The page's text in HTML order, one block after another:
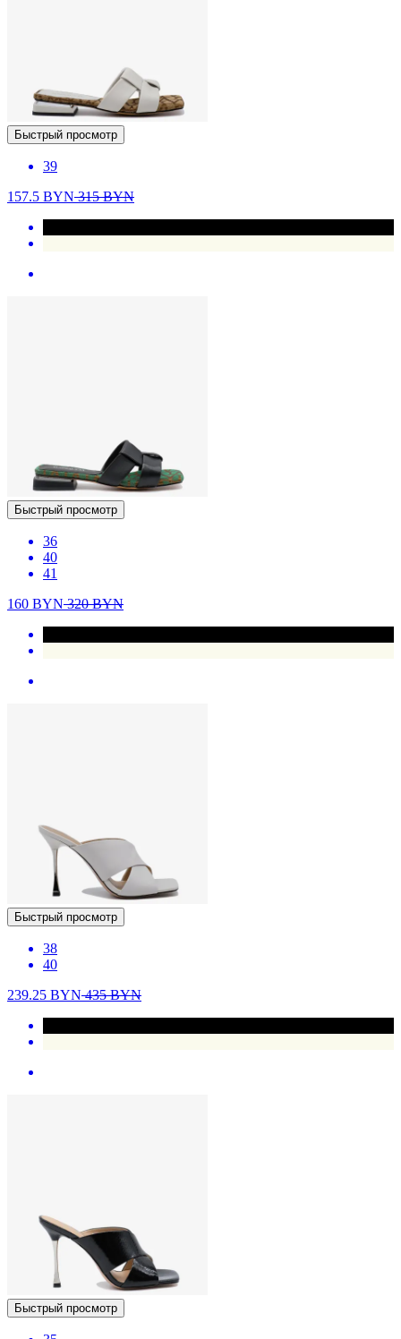
Быстрый просмотр
39
157.5 BYN315BYN
Быстрый просмотр
36
40
41
160 BYN320BYN
Быстрый просмотр
38
40
239.25 BYN435BYN
Быстрый просмотр